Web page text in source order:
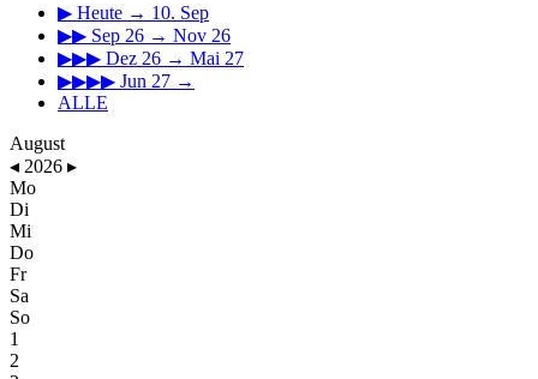
▶ Heute → 10. Sep
▶▶ Sep 26 → Nov 26
▶▶▶ Dez 26 → Mai 27
▶▶▶▶ Jun 27 →
ALLE
August
◂ 2026 ▸
Mo
Di
Mi
Do
Fr
Sa
So
1
2